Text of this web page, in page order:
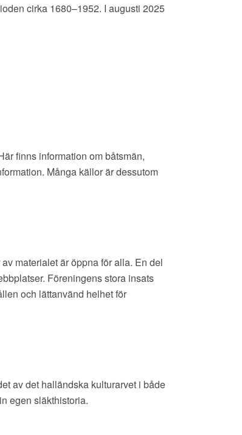
cirka 1680–1952. I augusti 2025
finns information om båtsmän,
Många källor är dessutom
materialet är öppna för alla. En del
Föreningens stora insats
och lättanvänd helhet för
av det halländska kulturarvet i både
egen släkthistoria.